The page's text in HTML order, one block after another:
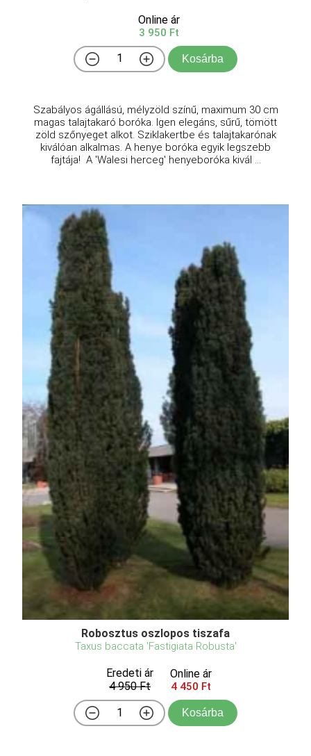
Online ár
3 950 Ft
Kosárba
Szabályos ágállású, mélyzöld színű, maximum 30 cm
magas talajtakaró boróka. Igen elegáns, sűrű, tömött
zöld szőnyeget alkot. Sziklakertbe és talajtakarónak
kiválóan alkalmas. A henye boróka egyik legszebb
fajtája! A 'Walesi herceg' henyeboróka kivál ...
Robosztus oszlopos tiszafa
Taxus baccata 'Fastigiata Robusta'
Eredeti ár
4 950 Ft
Online ár
4 450 Ft
Kosárba